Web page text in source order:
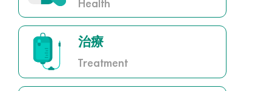
治療
Treatment